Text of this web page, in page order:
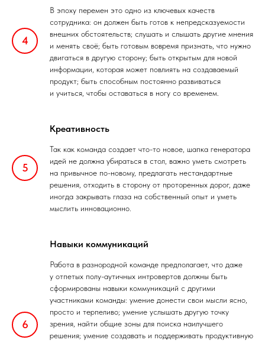
В эпоху перемен это одно из ключевых качеств
сотрудника: он должен быть готов к непредсказуемости
внешних обстоятельств; слушать и слышать другие мнения
и менять своё; быть готовым вовремя признать, что нужно
двигаться в другую сторону; быть открытым для новой
информации, которая может повлиять на создаваемый
продукт; быть способным постоянно развиваться
и учиться, чтобы оставаться в ногу со временем.
Креативность
Так как команда создает что-то новое, шапка генератора
идей не должна убираться в стол, важно уметь смотреть
на привычное по-новому, предлагать нестандартные
решения, отходить в сторону от проторенных дорог, даже
иногда закрывать глаза на собственный опыт и уметь
мыслить инновационно.
Навыки коммуникаций
Работа в разнородной команде предполагает, что даже
у отпетых полу-аутичных интровертов должны быть
сформированы навыки коммуникаций с другими
участниками команды: умение донести свои мысли ясно,
просто и терпеливо; умение услышать другую точку
зрения, найти общие зоны для поиска наилучшего
решения; умение создавать и поддерживать продуктивную